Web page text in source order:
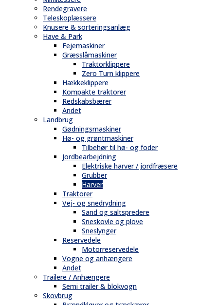
Rendegravere
Teleskoplæssere
Knusere & sorteringsanlæg
Have & Park
Fejemaskiner
Græsslåmaskiner
Traktorklippere
Zero Turn klippere
Hækkeklippere
Kompakte traktorer
Redskabsbærer
Andet
Landbrug
Gødningsmaskiner
Hø- og grøntmaskiner
Tilbehør til hø- og foder
Jordbearbejdning
Elektriske harver / jordfræsere
Grubber
Harver
Traktorer
Vej- og snedrydning
Sand og saltspredere
Sneskovle og plove
Sneslynger
Reservedele
Motorreservedele
Vogne og anhængere
Andet
Trailere / Anhængere
Semi trailer & blokvogn
Skovbrug